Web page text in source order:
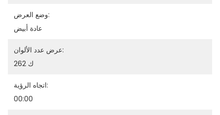
وضع العرض:
عادة أبيض
عرض عدد الألوان:
262 ك
اتجاه الرؤية:
00:00